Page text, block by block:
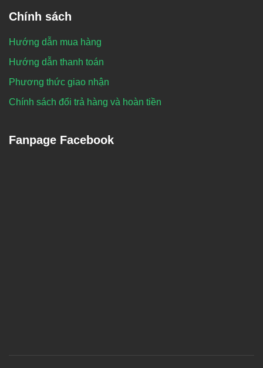
Chính sách
Hướng dẫn mua hàng
Hướng dẫn thanh toán
Phương thức giao nhận
Chính sách đổi trả hàng và hoàn tiền
Fanpage Facebook